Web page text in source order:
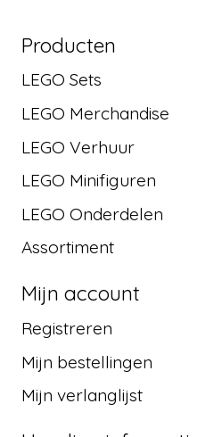
Producten
LEGO Sets
LEGO Merchandise
LEGO Verhuur
LEGO Minifiguren
LEGO Onderdelen
Assortiment
Mijn account
Registreren
Mijn bestellingen
Mijn verlanglijst